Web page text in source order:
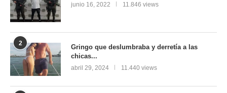
junio 16, 2022 11.846 views
2
Gringo que deslumbraba y derretía a las
chicas...
abril 29, 2024 11.440 views